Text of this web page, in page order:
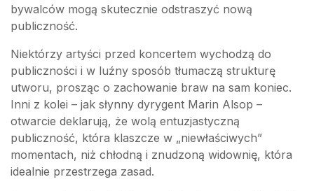
bywalców mogą skutecznie odstraszyć nową
publiczność.
Niektórzy artyści przed koncertem wychodzą do
publiczności i w luźny sposób tłumaczą strukturę
utworu, prosząc o zachowanie braw na sam koniec.
Inni z kolei – jak słynny dyrygent Marin Alsop –
otwarcie deklarują, że wolą entuzjastyczną
publiczność, która klaszcze w „niewłaściwych”
momentach, niż chłodną i znudzoną widownię, która
idealnie przestrzega zasad.